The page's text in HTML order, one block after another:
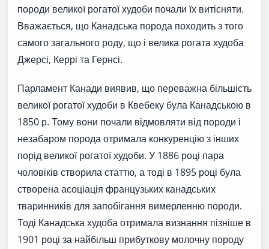
породи великої рогатої худоби почали їх витісняти.
Вважається, що Канадська порода походить з того
самого загального роду, що і велика рогата худоба
Джерсі, Керрі та Гернсі.
Парламент Канади виявив, що переважна більшість
великої рогатої худоби в Квебеку була Канадською в
1850 р. Тому вони почали відмовляти від породи і
незабаром порода отримала конкуренцію з інших
порід великої рогатої худоби. У 1886 році пара
чоловіків створила статтю, а тоді в 1895 році була
створена асоціація французьких канадських
тваринників для запобігання вимерленню породи.
Тоді Канадська худоба отримала визнання пізніше в
1901 році за найбільш прибуткову молочну породу